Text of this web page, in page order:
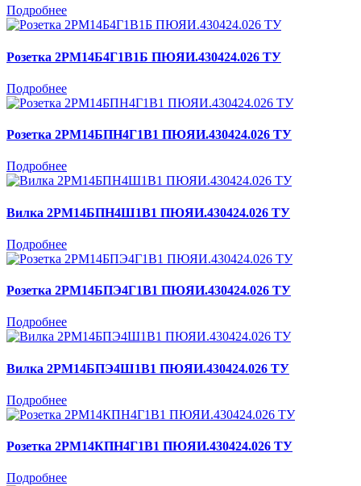
Подробнее
Розетка 2РМ14Б4Г1В1Б ПЮЯИ.430424.026 ТУ
Подробнее
Розетка 2РМ14БПН4Г1В1 ПЮЯИ.430424.026 ТУ
Подробнее
Вилка 2РМ14БПН4Ш1В1 ПЮЯИ.430424.026 ТУ
Подробнее
Розетка 2РМ14БПЭ4Г1В1 ПЮЯИ.430424.026 ТУ
Подробнее
Вилка 2РМ14БПЭ4Ш1В1 ПЮЯИ.430424.026 ТУ
Подробнее
Розетка 2РМ14КПН4Г1В1 ПЮЯИ.430424.026 ТУ
Подробнее